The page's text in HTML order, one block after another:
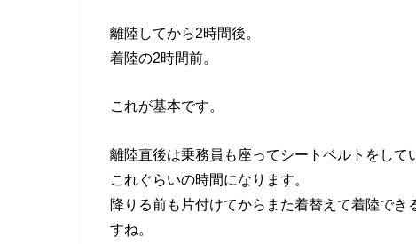
離陸してから2時間後。
着陸の2時間前。
これが基本です。
離陸直後は乗務員も座ってシートベルトをし
これぐらいの時間になります。
降りる前も片付けてからまた着替えて着陸で
すね。